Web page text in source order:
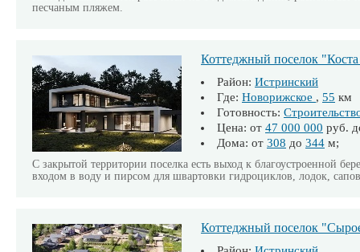
песчаным пляжем.
Коттеджный поселок
Район: Истринский
Где: Новорижское , 55 км
Готовность:
Цена: от 47 000 000 руб.
Дома: от 308 до 344 м;
С закрытой территории поселка есть выход к благоустроенной
входом в воду и пирсом для швартовки гидроциклов, лодок,
Коттеджный поселок